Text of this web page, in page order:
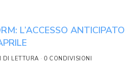
L’ACCESSO ANTICIPATO
DI LETTURA 0 CONDIVISIONI